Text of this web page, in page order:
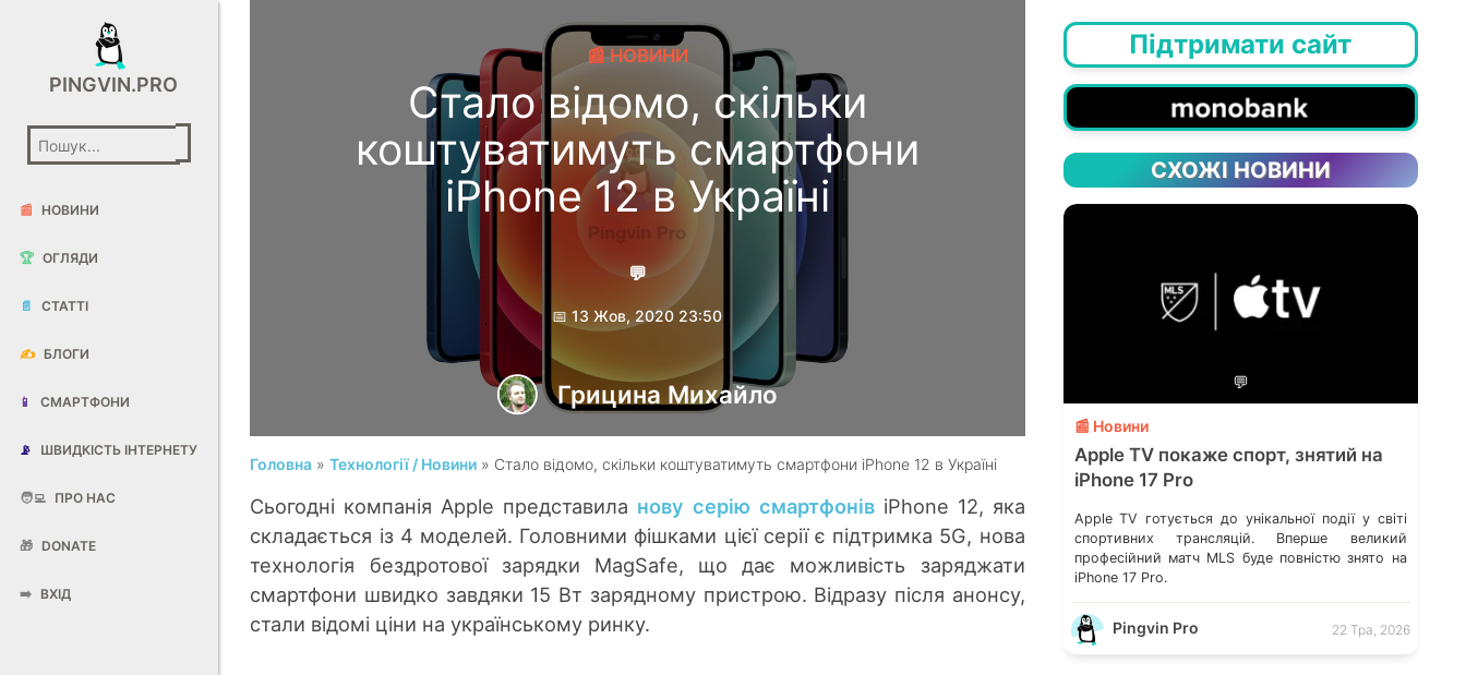
PINGVIN.PRO
📰 НОВИНИ
🏆 ОГЛЯДИ
📄 СТАТТІ
✍️ БЛОГИ
📱 СМАРТФОНИ
📡 ШВИДКІСТЬ ІНТЕРНЕТУ
🧑‍💻 ПРО НАС
🎁 DONATE
➡️ ВХІД
📰 НОВИНИ
Стало відомо, скільки
коштуватимуть смартфони
iPhone 12 в Україні
💬
📅 13 Жов, 2020 23:50
Грицина Михайло
Головна »Технології / Новини » Стало відомо, скільки коштуватимуть смартфони iPhone 12 в Україні
Сьогодні компанія Apple представила нову серію смартфонівiPhone 12, яка
складається із 4 моделей. Головними фішками цієї серії є підтримка 5G, нова
технологія бездротової зарядки MagSafe, що дає можливість заряджати
смартфони швидко завдяки 15 Вт зарядному пристрою. Відразу після анонсу,
стали відомі ціни на українському ринку.
Підтримати сайт
СХОЖІ НОВИНИ
💬
📰 Новини
Apple TV покаже спорт, знятий на
iPhone 17 Pro
Apple TV готується до унікальної події у світі
спортивних трансляцій. Вперше великий
професійний матч MLS буде повністю знято на
iPhone 17 Pro.
Pingvin Pro 22 Тра, 2026